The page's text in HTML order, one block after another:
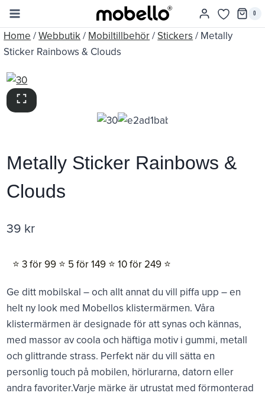
Skip
content
0
Home /Webbutik/ Mobiltillbehör/ Stickers / Metally
Sticker Rainbows & Clouds
Metally Sticker Rainbows &
Clouds
39 kr
⭐️ 3 för 99 ⭐️ 5 för 149 ⭐️ 10 för 249 ⭐️
Ge ditt mobilskal – och allt annat du vill piffa upp – en
helt ny look med Mobellos klistermärmen. Våra
klistermärmen är designade för att synas och kännas,
med massor av coola och häftiga motiv i gummi, metall
och glittrande strass. Perfekt när du vill sätta en
personlig touch på mobilen, hörlurarna, datorn eller
andra favoriter.Varje märke är utrustat med förmonterad